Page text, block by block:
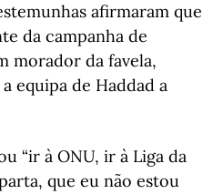
afirmaram que
da campanha de
morador da favela,
equipa de Haddad a
“ir à ONU, ir à Liga da
que eu não estou